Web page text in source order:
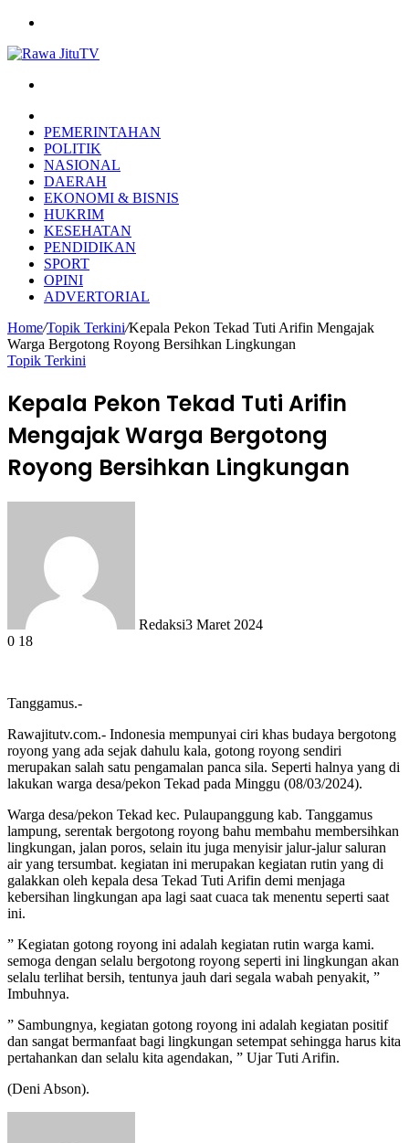
PEMERINTAHAN
POLITIK
NASIONAL
DAERAH
EKONOMI & BISNIS
HUKRIM
KESEHATAN
PENDIDIKAN
SPORT
OPINI
ADVERTORIAL
Home/Topik Terkini/Kepala Pekon Tekad Tuti Arifin Mengajak
Warga Bergotong Royong Bersihkan Lingkungan
Topik Terkini
Kepala Pekon Tekad Tuti Arifin
Mengajak Warga Bergotong
Royong Bersihkan Lingkungan
Redaksi3 Maret 2024
0 18
Tanggamus.-
Rawajitutv.com.- Indonesia mempunyai ciri khas budaya bergotong
royong yang ada sejak dahulu kala, gotong royong sendiri
merupakan salah satu pengamalan panca sila. Seperti halnya yang di
lakukan warga desa/pekon Tekad pada Minggu (08/03/2024).
Warga desa/pekon Tekad kec. Pulaupanggung kab. Tanggamus
lampung, serentak bergotong royong bahu membahu membersihkan
lingkungan, jalan poros, selain itu juga menyisir jalur-jalur saluran
air yang tersumbat. kegiatan ini merupakan kegiatan rutin yang di
galakkan oleh kepala desa Tekad Tuti Arifin demi menjaga
kebersihan lingkungan apa lagi saat cuaca tak menentu seperti saat
ini.
” Kegiatan gotong royong ini adalah kegiatan rutin warga kami.
semoga dengan selalu bergotong royong seperti ini lingkungan akan
selalu terlihat bersih, tentunya jauh dari segala wabah penyakit, ”
Imbuhnya.
” Sambungnya, kegiatan gotong royong ini adalah kegiatan positif
dan sangat bermanfaat bagi lingkungan setempat sehingga harus kita
pertahankan dan selalu kita agendakan, ” Ujar Tuti Arifin.
(Deni Abson).